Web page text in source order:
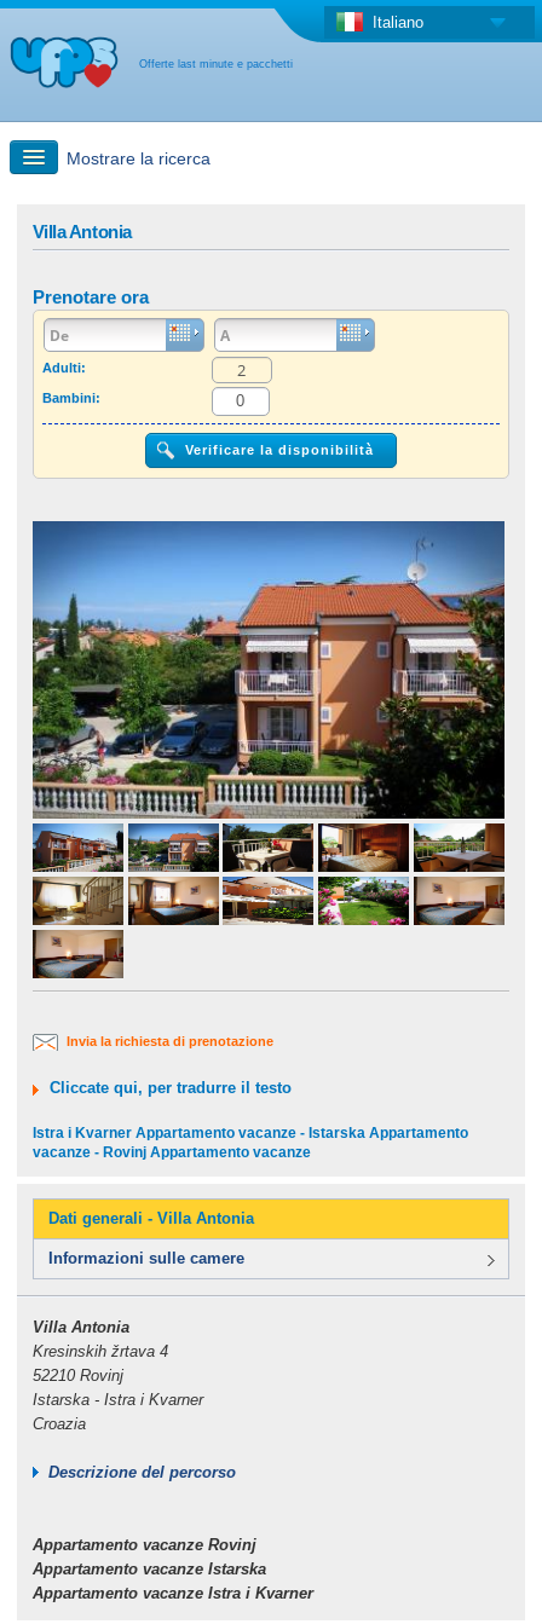
Offerte last minute e pacchetti
Italiano
Mostrare la ricerca
Offerta last minute + Offerta forfettaria
Altro paese
Villa Antonia
Prenotare ora
Adulti:
Bambini:
Invia la richiesta di prenotazione
Cliccate qui, per tradurre il testo
Istra i Kvarner Appartamento vacanze - Istarska Appartamento
vacanze - Rovinj Appartamento vacanze
Dati generali - Villa Antonia
Informazioni sulle camere
Villa Antonia
Kresinskih žrtava 4
52210 Rovinj
Istarska - Istra i Kvarner
Croazia
Descrizione del percorso
Appartamento vacanze Rovinj
Appartamento vacanze Istarska
Appartamento vacanze Istra i Kvarner